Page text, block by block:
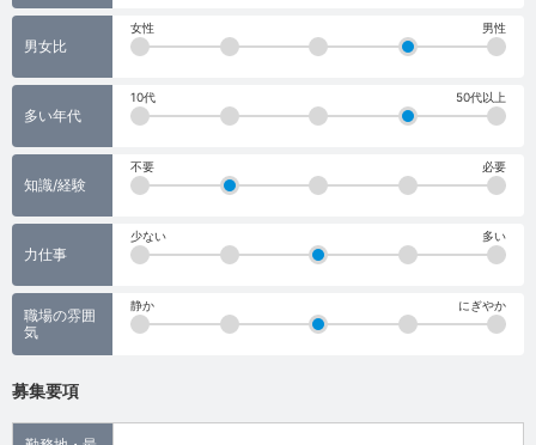
男女比
女性 男性
多い年代
10代 50代以上
知識/経験
不要 必要
力仕事
少ない 多い
職場の雰囲
気
静か にぎやか
募集要項